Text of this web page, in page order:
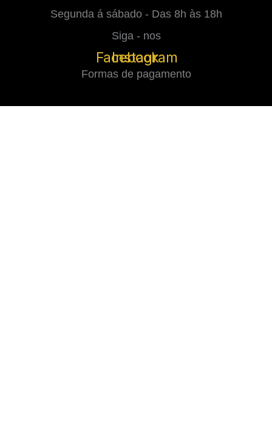
Segunda á sábado - Das 8h às 18h
Siga - nos
Facebook
Instagram
Formas de pagamento